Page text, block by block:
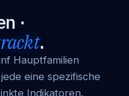
·
.
Hauptfamilien
eine spezifische
Indikatoren.